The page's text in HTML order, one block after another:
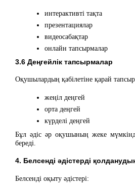
интерактивті тақта
презентациялар
видеосабақтар
онлайн тапсырмалар
3.6 Деңгейлік тапсырмалар
Оқушылардың қабілетіне қарай
жеңіл деңгей
орта деңгей
күрделі деңгей
Бұл әдіс әр оқушының жеке
береді.
4. Белсенді әдістерді қолданудың
Белсенді оқыту әдістері: